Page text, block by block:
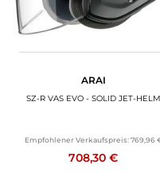
ARAI
SZ-R VAS EVO - SOLID JET-HELM
Empfohlener Verkaufspreis: 769,96
708,30 €